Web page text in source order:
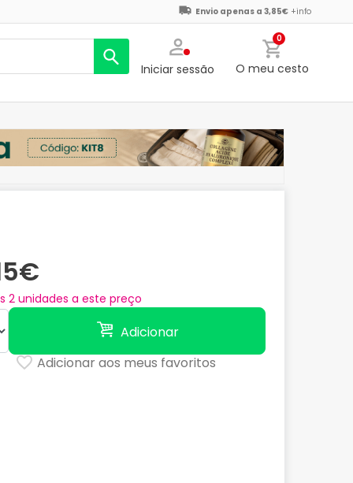
Envio apenas a 3,85€ +info
Iniciar sessão
0
O meu cesto
2 unidades a este preço
Adicionar
Adicionar aos meus favoritos